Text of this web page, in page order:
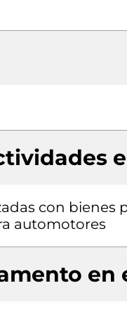
con bienes
automotores
en